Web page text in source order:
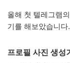
올해 첫 텔레그램
기를 해보았습니다.
프로필 사진 생성